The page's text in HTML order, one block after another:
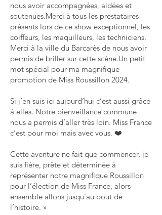
nous avoir accompagnées, aidées et
soutenues.Merci à tous les prestataires
présents lors de ce show exceptionnel, les
coiffeurs, les maquilleurs, les techniciens.
Merci à la ville du Barcarès de nous avoir
permis de briller sur cette scène.Un petit
mot spécial pour ma magnifique
promotion de Miss Roussillon 2024.
Si j’en suis ici aujourd’hui c’est aussi grâce
à elles. Notre bienveillance commune
nous a permis d’aller très loin. Miss France
c’est pour moi mais avec vous. ❤️
Cette aventure ne fait que commencer, je
suis fière, prête et déterminée à
représenter notre magnifique Roussillon
pour l’élection de Miss France, alors
ensemble allons jusqu’au bout de
l’histoire. »